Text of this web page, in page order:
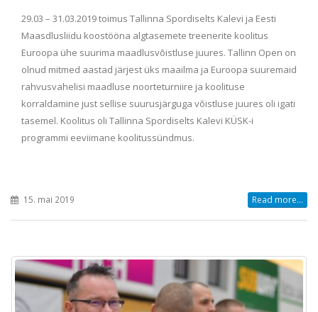
29.03 – 31.03.2019 toimus Tallinna Spordiselts Kalevi ja Eesti
Maasdlusliidu koostööna algtasemete treenerite koolitus
Euroopa ühe suurima maadlusvõistluse juures. Tallinn Open on
olnud mitmed aastad järjest üks maailma ja Euroopa suuremaid
rahvusvahelisi maadluse noorteturniire ja koolituse
korraldamine just sellise suurusjärguga võistluse juures oli igati
tasemel. Koolitus oli Tallinna Spordiselts Kalevi KÜSK-i
programmi eeviimane koolitussündmus.
15. mai 2019 Read more...